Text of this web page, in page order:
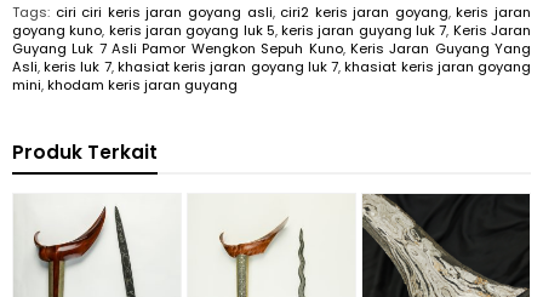
Tags: ciri ciri keris jaran goyang asli, ciri2 keris jaran goyang,keris jaran
goyang kuno, keris jaran goyang luk 5,keris jaran guyang luk 7, Keris Jaran
Guyang Luk 7 Asli Pamor Wengkon Sepuh Kuno, Keris Jaran Guyang Yang
Asli,keris luk 7,khasiat keris jaran goyang luk 7,khasiat keris jaran goyang
mini,khodam keris jaran guyang
Produk Terkait